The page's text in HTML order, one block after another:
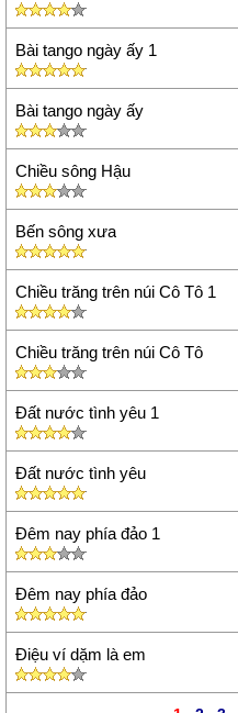
Bài tango ngày ấy 1
Bài tango ngày ấy
Chiều sông Hậu
Bến sông xưa
Chiều trăng trên núi Cô Tô 1
Chiều trăng trên núi Cô Tô
Đất nước tình yêu 1
Đất nước tình yêu
Đêm nay phía đảo 1
Đêm nay phía đảo
Điệu ví dặm là em